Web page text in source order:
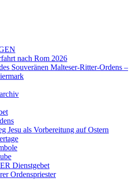
nach Rom 2026
Souveränen Malteser-Ritter-Ordens –
Jesu als Vorbereitung auf Ostern
Dienstgebet
Ordenspriester